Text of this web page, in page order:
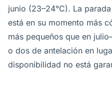
junio (23–24°C). La
está en su momento más
más pequeños que en
o dos de antelación en
disponibilidad no está